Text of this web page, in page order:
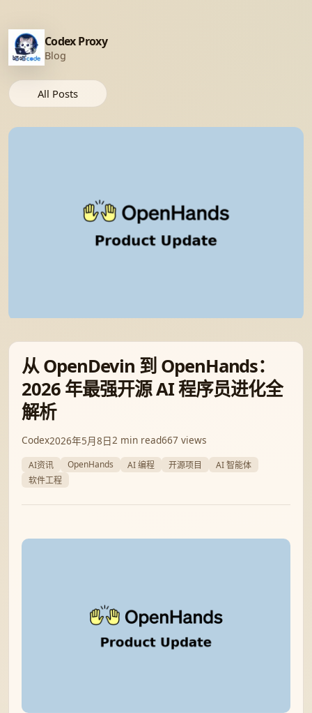
Codex Proxy
Blog
All Posts
从 OpenDevin 到 OpenHands：
2026 年最强开源 AI 程序员进化全
解析
Codex2026年5月8日2 min read667 views
AI资讯 OpenHands AI 编程 开源项目
AI 智能体
软件工程